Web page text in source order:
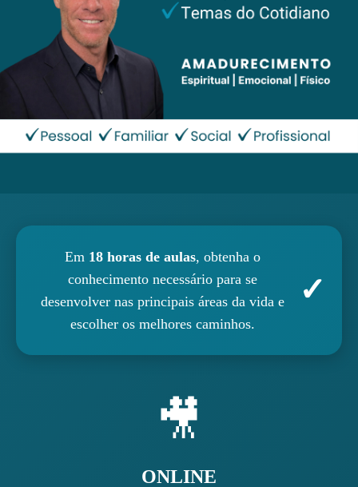
Em 18 horas de aulas, obtenha o
conhecimento necessário para se
desenvolver nas principais áreas da vida e
escolher os melhores caminhos.
🎥
ONLINE